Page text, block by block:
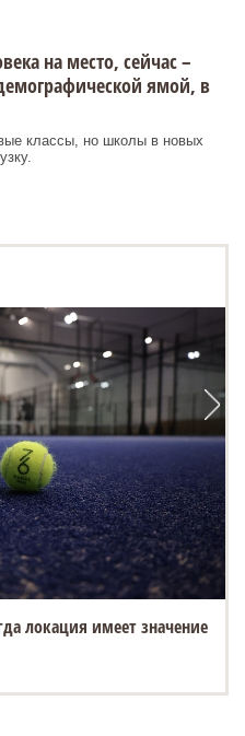
на место, сейчас –
ямой, в
классы, но школы в новых
локация имеет значение